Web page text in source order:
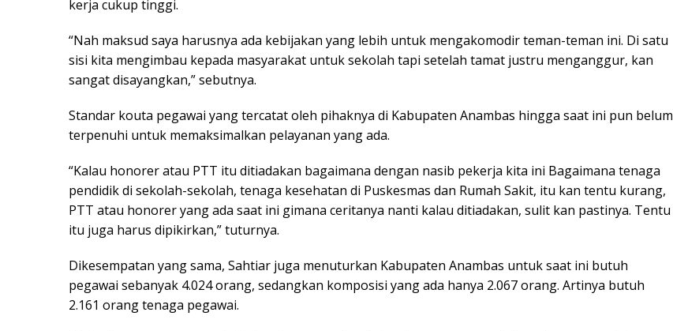
kerja cukup tinggi.
“Nah maksud saya harusnya ada kebijakan yang lebih untuk mengakomodir teman-teman ini. Di satu
sisi kita mengimbau kepada masyarakat untuk sekolah tapi setelah tamat justru menganggur, kan
sangat disayangkan,” sebutnya.
Standar kouta pegawai yang tercatat oleh pihaknya di Kabupaten Anambas hingga saat ini pun belum
terpenuhi untuk memaksimalkan pelayanan yang ada.
“Kalau honorer atau PTT itu ditiadakan bagaimana dengan nasib pekerja kita ini Bagaimana tenaga
pendidik di sekolah-sekolah, tenaga kesehatan di Puskesmas dan Rumah Sakit, itu kan tentu kurang,
PTT atau honorer yang ada saat ini gimana ceritanya nanti kalau ditiadakan, sulit kan pastinya. Tentu
itu juga harus dipikirkan,” tuturnya.
Dikesempatan yang sama, Sahtiar juga menuturkan Kabupaten Anambas untuk saat ini butuh
pegawai sebanyak 4.024 orang, sedangkan komposisi yang ada hanya 2.067 orang. Artinya butuh
2.161 orang tenaga pegawai.